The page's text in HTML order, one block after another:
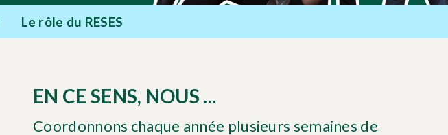
Le rôle du RESES
EN CE SENS, NOUS ...
Coordonnons chaque année plusieurs semaines de